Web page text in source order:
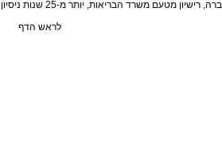
לראש הדף